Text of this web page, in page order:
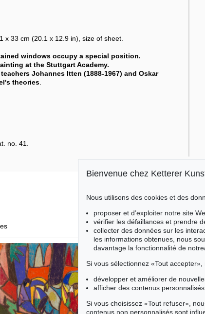
x 33 cm (20.1 x 12.9 in), size of sheet.
windows occupy a special position.
at the Stuttgart Academy.
Johannes Itten (1888-1967) and Oskar
theories.
no. 41.
Bienvenue chez Ketterer
Nous utilisons des cookies et des
proposer et d’exploiter notre site
vérifier les défaillances et prendre
collecter des données sur les
les informations obtenues, nous
davantage la fonctionnalité de
Si vous sélectionnez «Tout
développer et améliorer de
afficher des contenus
Si vous choisissez «Tout refuser»,
contenus non personnalisés sont